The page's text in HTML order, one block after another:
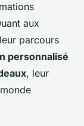
aux
parcours
personnalisé
, leur